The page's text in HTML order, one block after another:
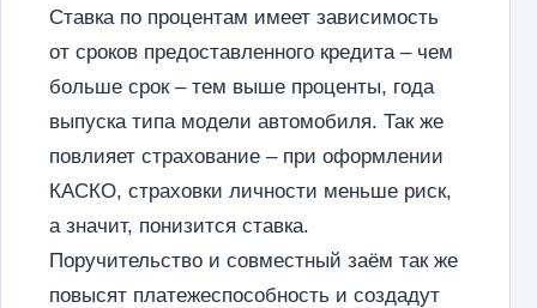
Ставка по процентам имеет зависимость
от сроков предоставленного кредита – чем
больше срок – тем выше проценты, года
выпуска типа модели автомобиля. Так же
повлияет страхование – при оформлении
КАСКО, страховки личности меньше риск,
а значит, понизится ставка.
Поручительство и совместный заём так же
повысят платежеспособность и создадут